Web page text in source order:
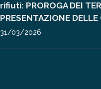
rifiuti: PROROGA DEI
PRESENTAZIONE DELLE
31/03/2026